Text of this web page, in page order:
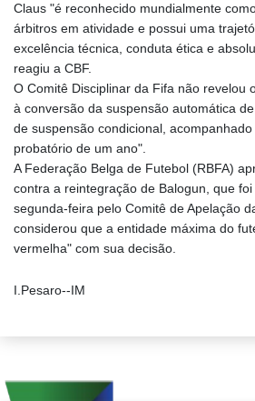
Claus "é reconhecido mundialmente
árbitros em atividade e possui uma
excelência técnica, conduta ética e
reagiu a CBF.
O Comitê Disciplinar da Fifa não revelou
à conversão da suspensão automática
de suspensão condicional,
probatório de um ano".
A Federação Belga de Futebol (RBFA)
contra a reintegração de Balogun, que
segunda-feira pelo Comitê de Apelação
considerou que a entidade máxima do
vermelha" com sua decisão.
I.Pesaro--IM